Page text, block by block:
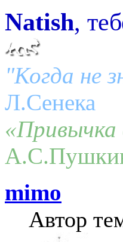
Natish,
"Когда не
Л.Сенека
mimo
Автор